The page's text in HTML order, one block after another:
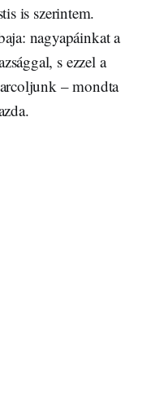
is szerintem.
nagyapáinkat a
s ezzel a
– mondta